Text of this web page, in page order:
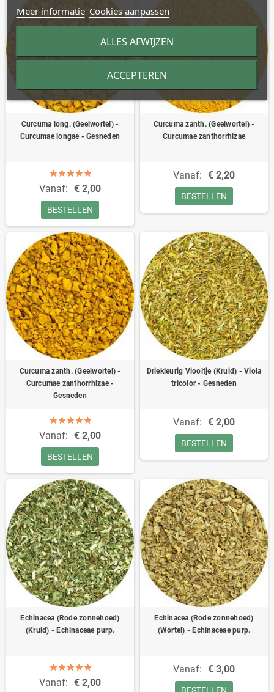
Curcuma long. (Geelwortel) -
Curcumae longae - Gesneden
Vanaf: € 2,00
BESTELLEN
Curcuma zanth. (Geelwortel) -
Curcumae zanthorrhizae
Vanaf: € 2,20
BESTELLEN
Curcuma zanth. (Geelwortel) -
Curcumae zanthorrhizae -
Gesneden
Vanaf: € 2,00
BESTELLEN
Driekleurig Viooltje (Kruid) - Viola
tricolor - Gesneden
Vanaf: € 2,00
BESTELLEN
Echinacea (Rode zonnehoed)
(Kruid) - Echinaceae purp.
Vanaf: € 2,00
Echinacea (Rode zonnehoed)
(Wortel) - Echinaceae purp.
Vanaf: € 3,00
Meer informatie Cookies aanpassen
ALLES AFWIJZEN
ACCEPTEREN